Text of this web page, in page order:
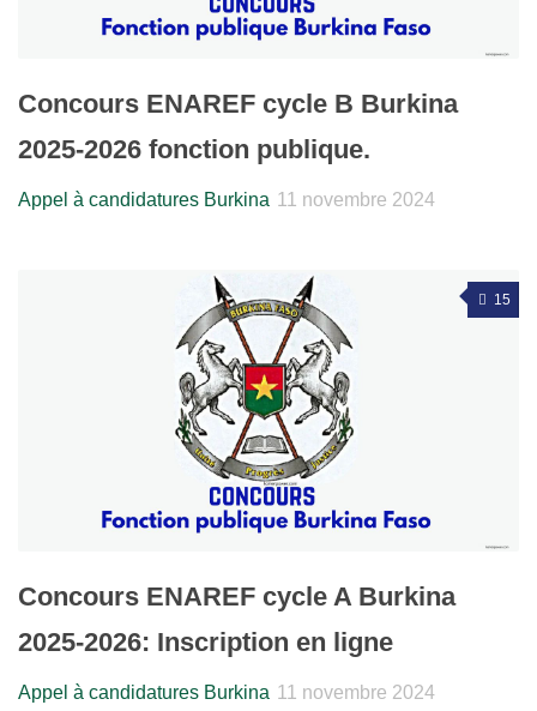
Concours ENAREF cycle B Burkina
2025-2026 fonction publique.
Appel à candidatures Burkina 11 novembre 2024
15
Concours ENAREF cycle A Burkina
2025-2026: Inscription en ligne
Appel à candidatures Burkina 11 novembre 2024